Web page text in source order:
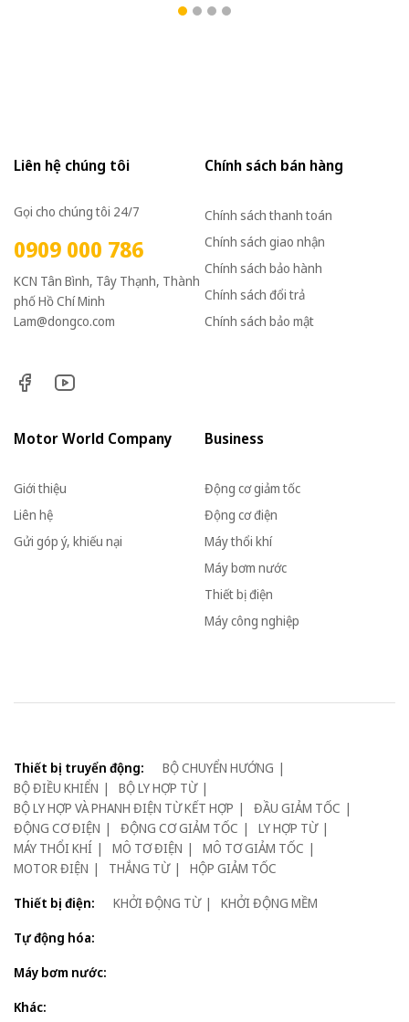
Liên hệ chúng tôi
Gọi cho chúng tôi 24/7
0909 000 786
KCN Tân Bình, Tây Thạnh, Thành
phố Hồ Chí Minh
Lam@dongco.com
Chính sách bán hàng
Chính sách thanh toán
Chính sách giao nhận
Chính sách bảo hành
Chính sách đổi trả
Chính sách bảo mật
Motor World Company
Giới thiệu
Liên hệ
Gửi góp ý, khiếu nại
Business
Động cơ giảm tốc
Động cơ điện
Máy thổi khí
Máy bơm nước
Thiết bị điện
Máy công nghiệp
Thiết bị truyển động:
BỘ CHUYỂN HƯỚNG
BỘ ĐIỀU KHIỂN
BỘ LY HỢP TỪ
BỘ LY HỢP VÀ PHANH ĐIỆN TỪ KẾT HỢP
ĐẦU GIẢM TỐC
ĐỘNG CƠ ĐIỆN
ĐỘNG CƠ GIẢM TỐC
LY HỢP TỪ
MÁY THỔI KHÍ
MÔ TƠ ĐIỆN
MÔ TƠ GIẢM TỐC
MOTOR ĐIỆN
THẮNG TỪ
HỘP GIẢM TỐC
Thiết bị điện:
KHỞI ĐỘNG TỪ
KHỞI ĐỘNG MỀM
Tự động hóa:
Máy bơm nước:
Khác: